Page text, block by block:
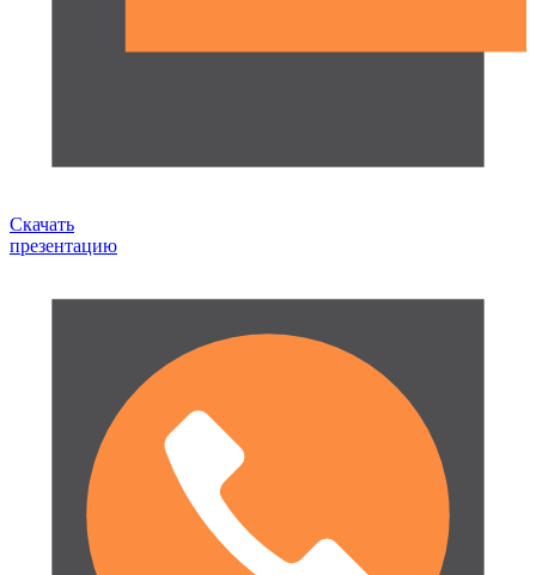
Скачать
презентацию